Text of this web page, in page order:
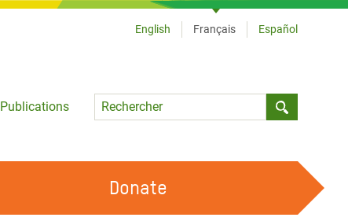
Publications
Language
English Français Español
Donate